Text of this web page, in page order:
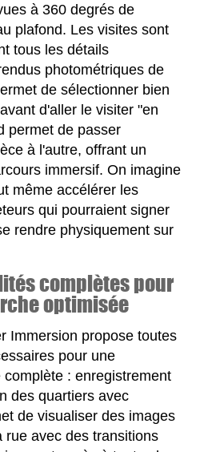
à 360 degrés de
plafond. Les visites sont
tous les détails
photométriques de
de sélectionner bien
d'aller le visiter "en
permet de passer
à l'autre, offrant un
immersif. On imagine
même accélérer les
qui pourraient signer
rendre physiquement sur
complètes pour
optimisée
Immersion propose toutes
pour une
: enregistrement
des quartiers avec
de visualiser des images
rue avec des transitions